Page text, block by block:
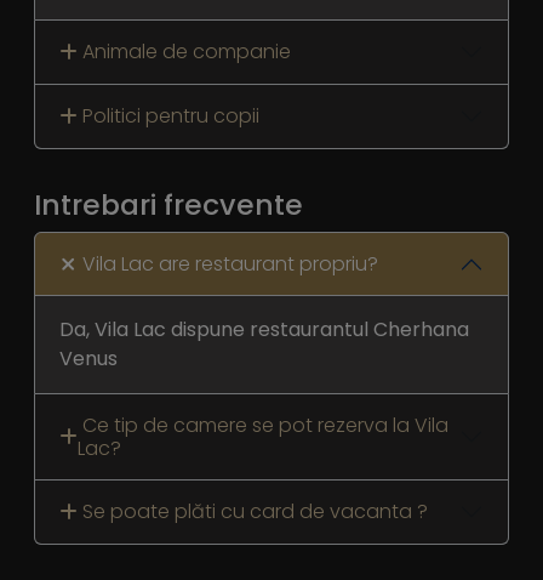
Animale de companie
Politici pentru copii
Intrebari frecvente
Vila Lac are restaurant propriu?
Da, Vila Lac dispune restaurantul Cherhana
Venus
Ce tip de camere se pot rezerva la Vila
Lac?
Se poate plăti cu card de vacanta ?